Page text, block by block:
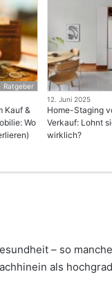
Ratgeber
Kauf &
Wo
12. Juni 2025
Home-Staging
Verkauf: Lohnt
wirklich?
– so
als